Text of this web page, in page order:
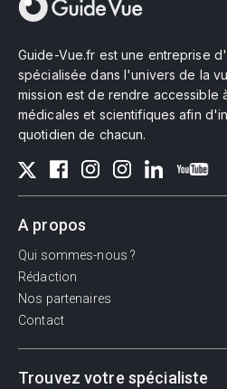
Guide-Vue.fr est une entreprise
spécialisée dans l'univers de la
mission est de rendre accessible
médicales et scientifiques afin
quotidien de chacun.
A propos
Qui sommes-nous ?
Rédaction
Nos partenaires
Contact
Trouvez votre spécialiste